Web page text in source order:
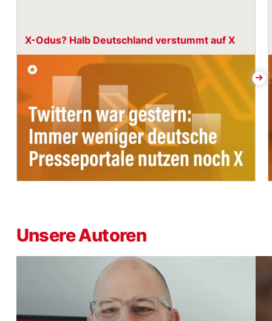
X-Odus? Halb Deutschland verstummt auf X
Unsere Autoren